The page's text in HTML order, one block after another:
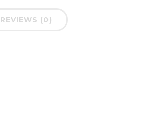
REVIEWS (0)